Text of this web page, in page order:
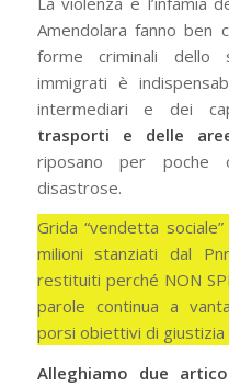
Amendolara fanno ben
forme criminali dello
immigrati è
intermediari e dei
trasporti e delle
riposano per poche
disastrose.
Grida “vendetta
milioni stanziati dal
restituiti perché NON
parole continua a
porsi obiettivi di giustizia
Alleghiamo due